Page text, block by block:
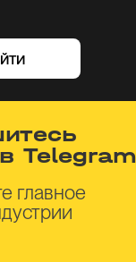
Telegram
главное